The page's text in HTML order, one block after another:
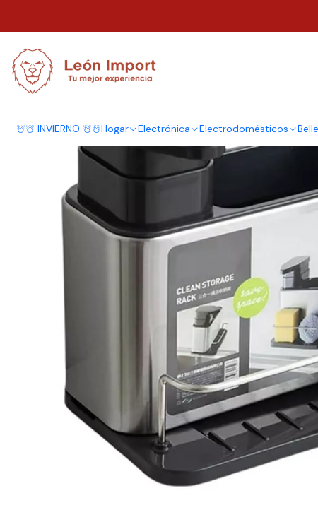
☃️☃️ INVIERNO ☃️☃️Hogar Electrónica Electrodomésticos
Dispensador De Lavalozas